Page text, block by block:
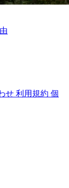
せ 利用規約 個